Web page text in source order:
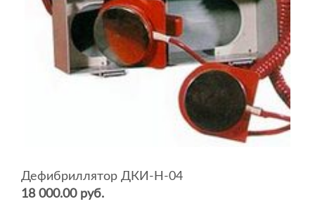
Дефибриллятор ДКИ-Н-04
18 000.00 руб.